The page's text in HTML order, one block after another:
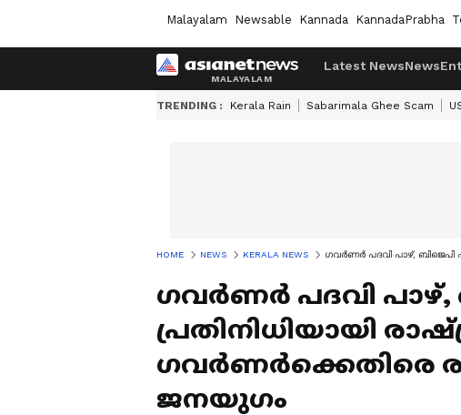
Malayalam Newsable Kannada KannadaPrabha
Latest NewsNews
TRENDING : Kerala Rain Sabarimala Ghee Scam
HOME NEWS KERALA NEWS ​ഗവർണർ പദവി പാഴ്, ബിജെപി
​ഗവർണർ പദവി പാഴ്,
പ്രതിനിധിയായി
ഗവർണർക്കെതിരെ
ജനയു​ഗം